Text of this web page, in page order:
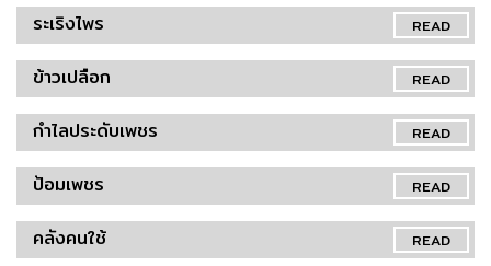
READ
ระเริงไพร
READ
ข้าวเปลือก
READ
กำไลประดับเพชร
READ
ป้อมเพชร
READ
คลังคนใช้